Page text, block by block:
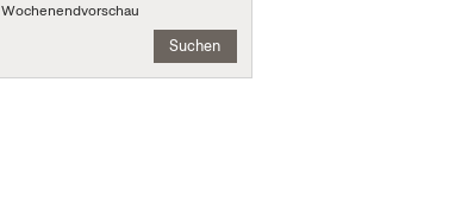
Wochenendvorschau
Suchen